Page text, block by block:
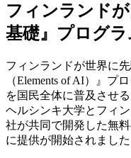
フィンランド
基礎』プログ
フィンランドが世界に
（Elements of AI）』
を国民全体に普及させ
ヘルシンキ大学とフィ
社が共同で開発した無
に提供が開始されました